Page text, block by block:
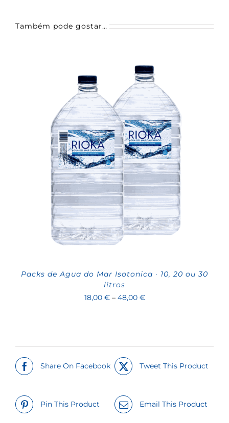
Também pode gostar…
Packs de Agua do Mar Isotonica · 10, 20 ou 30
litros
18,00 € – 48,00 €Price
Share On Facebook
Tweet This Product
Pin This Product Email This Product